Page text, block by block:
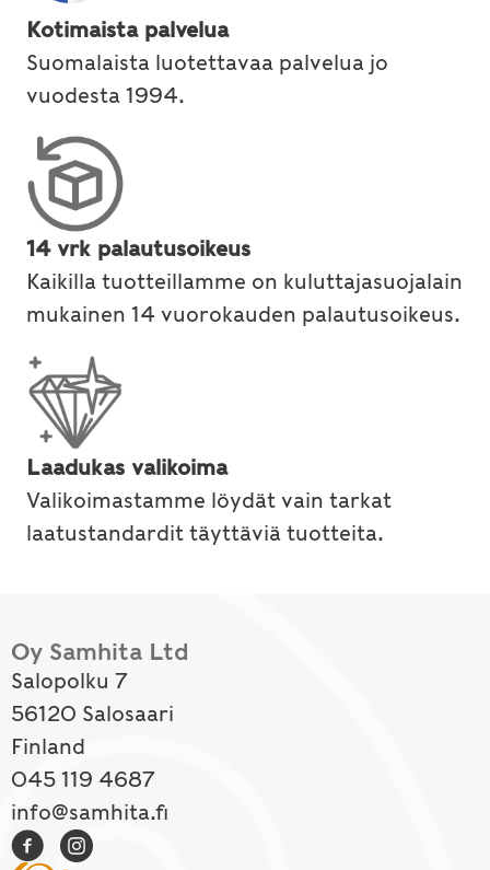
Kotimaista palvelua
Suomalaista luotettavaa palvelua jo
vuodesta 1994.
14 vrk palautusoikeus
Kaikilla tuotteillamme on kuluttajasuojalain
mukainen 14 vuorokauden palautusoikeus.
Laadukas valikoima
Valikoimastamme löydät vain tarkat
laatustandardit täyttäviä tuotteita.
Oy Samhita Ltd
Salopolku 7
56120 Salosaari
Finland
045 119 4687
info@samhita.fi